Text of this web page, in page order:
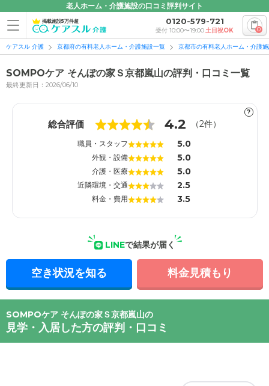
老人ホーム・介護施設の口コミ評判サイト
掲載施設5万件超 0120-579-721
受付 10:00〜19:00土日祝OK 0
ケアスル 介護 京都府の有料老人ホーム・介護施設一覧 京都市の有料老人ホーム・介護
SOMPOケア そんぽの家Ｓ京都嵐山の評判・口コミ一覧
最終更新日：2026/06/10
?
総合評価 4.2 （2件）
職員・スタッフ 5.0
外観・設備 5.0
介護・医療 5.0
近隣環境・交通 2.5
料金・費用 3.5
LINEで結果が届く
空き状況を知る 料金見積もり
SOMPOケア そんぽの家Ｓ京都嵐山の
見学・入居した方の評判・口コミ